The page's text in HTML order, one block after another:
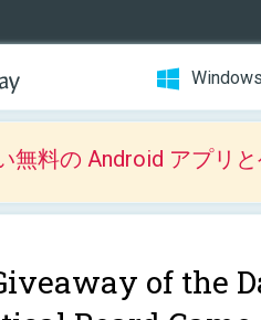
Windows
無料の Android アプリ
of the